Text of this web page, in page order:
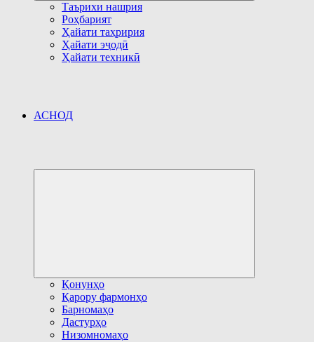
Таърихи нашрия
Роҳбарият
Ҳайати таҳририя
Ҳайати эҷодӣ
Ҳайати техникӣ
АСНОД
Қонунҳо
Қарору фармонҳо
Барномаҳо
Дастурҳо
Низомномаҳо